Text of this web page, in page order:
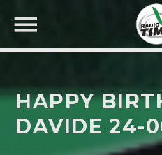
HAPPY
DAVIDE 24-